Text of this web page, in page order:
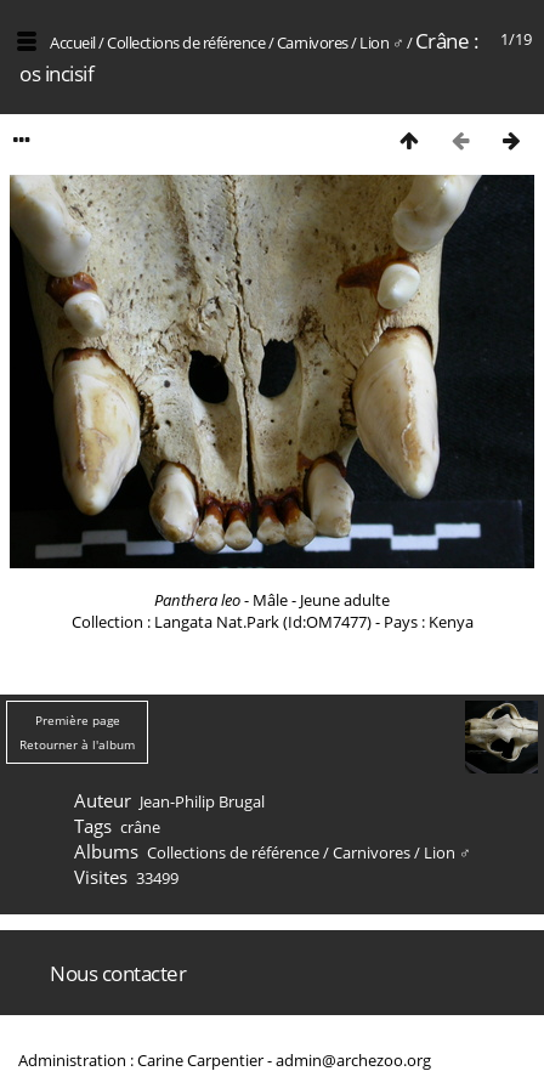
1/19
Accueil/Collections de référence/Carnivores/Lion ♂ /Crâne :
os incisif
Panthera leo- Mâle - Jeune adulte
Collection : Langata Nat.Park (Id:OM7477) - Pays : Kenya
Première page
Retourner à l'album
Auteur Jean-Philip Brugal
Tags crâne
Albums Collections de référence/Carnivores/ Lion ♂
Visites 33499
Nous contacter
Administration : Carine Carpentier -admin@archezoo.org